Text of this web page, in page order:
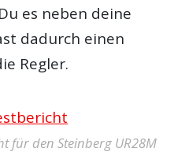
es neben deine
dadurch einen
Regler.
für den Steinberg UR28M